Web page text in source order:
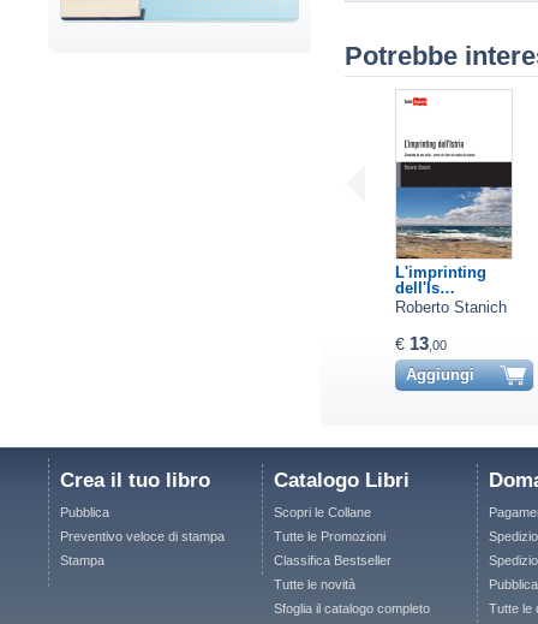
Potrebbe
L'imprinting
dell'Is…
Roberto Stanich
€ 13,00
Aggiungi
Crea il tuo libro
Pubblica
Preventivo veloce di stampa
Stampa
Catalogo Libri
Scopri le Collane
Tutte le Promozioni
Classifica Bestseller
Tutte le novità
Sfoglia il catalogo completo
Tutte le